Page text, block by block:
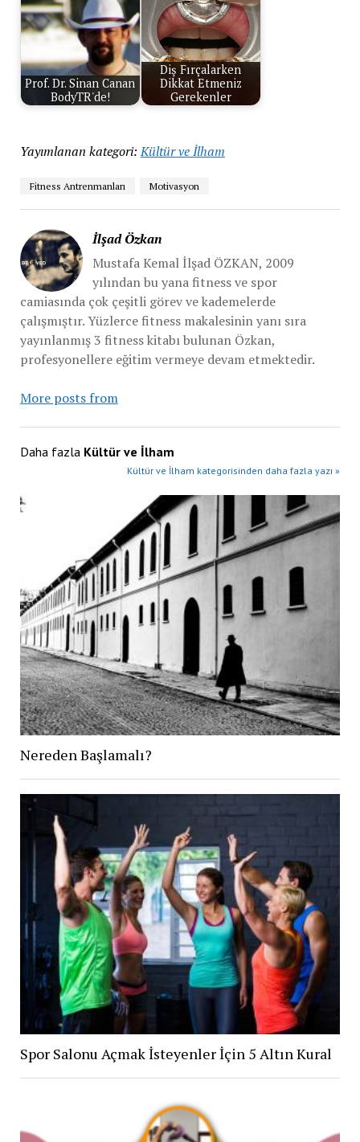
Prof. Dr. Sinan Canan
BodyTR'de!
Diş Fırçalarken
Dikkat Etmeniz
Gerekenler
Yayımlanan kategori: Kültür ve İlham
Fitness Antrenmanları Motivasyon
İlşad Özkan
Mustafa Kemal İlşad ÖZKAN, 2009
yılından bu yana fitness ve spor
camiasında çok çeşitli görev ve kademelerde
çalışmıştır. Yüzlerce fitness makalesinin yanı sıra
yayınlanmış 3 fitness kitabı bulunan Özkan,
profesyonellere eğitim vermeye devam etmektedir.
More posts from
Daha fazla Kültür ve İlham
Kültür ve İlham kategorisinden daha fazla yazı »
Nereden Başlamalı?
Spor Salonu Açmak İsteyenler İçin 5 Altın Kural